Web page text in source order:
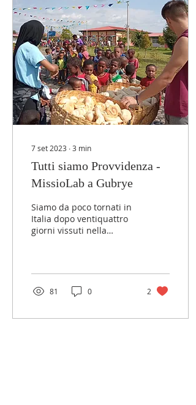
7 set 2023 ∙3 min
Tutti siamo Provvidenza -
MissioLab a Gubrye
Siamo da poco tornati in
Italia dopo ventiquattro
giorni vissuti nella
81 0 2